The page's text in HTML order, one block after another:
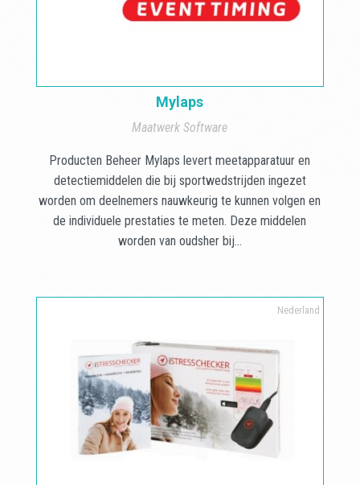
Mylaps
Maatwerk Software
Producten Beheer Mylaps levert meetapparatuur en
detectiemiddelen die bij sportwedstrijden ingezet
worden om deelnemers nauwkeurig te kunnen volgen en
de individuele prestaties te meten. Deze middelen
worden van oudsher bij...
Nederland